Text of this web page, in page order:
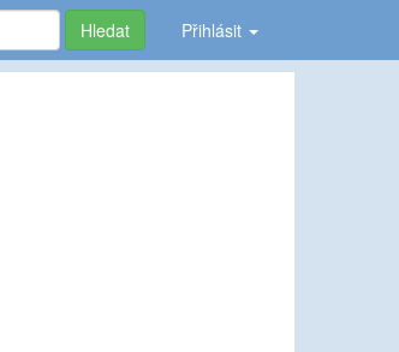
Hledat Přihlásit